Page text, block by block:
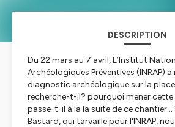
DESCRIPTION
Du 22 mars au 7 avril, L’Institut
Archéologiques Préventives (INRAP) a
diagnostic archéologique sur la
recherche-t-il? pourquoi mener cette
passe-t-il à la la suite de ce chantier...
Bastard, qui tarvaille pour l'INRAP,